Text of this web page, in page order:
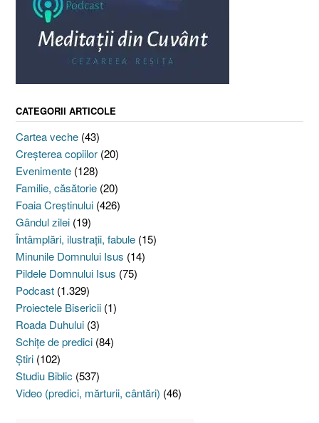
CATEGORII ARTICOLE
Cartea veche (43)
Creşterea copiilor (20)
Evenimente (128)
Familie, căsătorie (20)
Foaia Creştinului (426)
Gândul zilei (19)
Întâmplări, ilustraţii, fabule (15)
Minunile Domnului Isus (14)
Pildele Domnului Isus (75)
Podcast (1.329)
Proiectele Bisericii (1)
Roada Duhului (3)
Schiţe de predici (84)
Ştiri (102)
Studiu Biblic (537)
Video (predici, mărturii, cântări) (46)